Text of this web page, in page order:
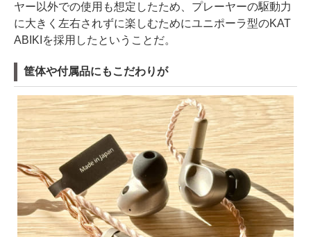
ヤー以外での使用も想定したため、プレーヤーの駆動力
に大きく左右されずに楽しむためにユニポーラ型のKAT
ABIKIを採用したということだ。
筐体や付属品にもこだわりが